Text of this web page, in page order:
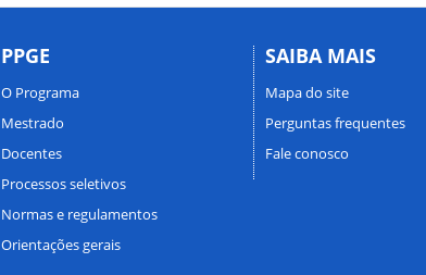
PPGE
O Programa
Mestrado
Docentes
Processos seletivos
Normas e regulamentos
Orientações gerais
SAIBA MAIS
Mapa do site
Perguntas frequentes
Fale conosco